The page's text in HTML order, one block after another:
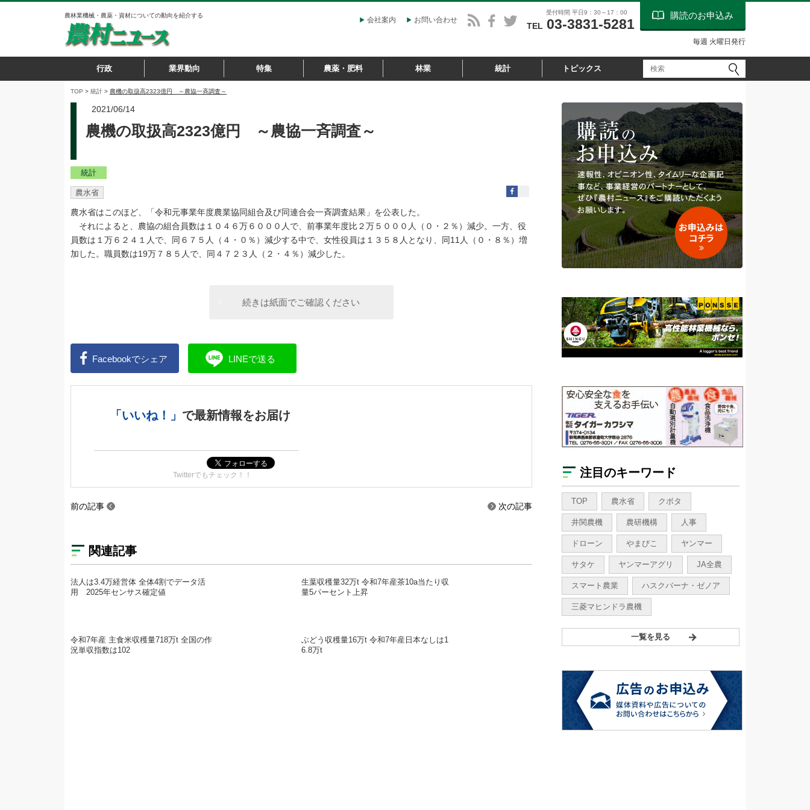
農林業機械・農薬・資材についての動向を紹介する
会社案内 お問い合わせ
受付時間 平日9：30～17：00
TEL 03-3831-5281
購読のお申込み
毎週 火曜日発行
行政 業界動向 特集 農薬・肥料 林業 統計 トピックス
TOP > 統計 > 農機の取扱高2323億円 ～農協一斉調査～
2021/06/14
農機の取扱高2323億円 ～農協一斉調査～
統計
農水省
農水省はこのほど、「令和元事業年度農業協同組合及び同連合会一斉調査結果」を公表した。
それによると、農協の組合員数は１０４６万６０００人で、前事業年度比２万５０００人（０・２％）減少。一方、役
員数は１万６２４１人で、同６７５人（４・０％）減少する中で、女性役員は１３５８人となり、同11人（０・８％）増
加した。職員数は19万７８５人で、同４７２３人（２・４％）減少した。
続きは紙面でご確認ください
Facebookでシェア LINEで送る
「いいね！」 で最新情報をお届け
Twitterでもチェック！！
前の記事 次の記事
関連記事
法人は3.4万経営体 全体4割でデータ活
用 2025年センサス確定値
生葉収穫量32万t 令和7年産茶10a当たり収
量5パーセント上昇
令和7年産 主食米収穫量718万t 全国の作
況単収指数は102
ぶどう収穫量16万t 令和7年産日本なしは1
6.8万t
注目のキーワード
TOP 農水省 クボタ
井関農機 農研機構 人事
ドローン やまびこ ヤンマー
サタケ ヤンマーアグリ JA全農
スマート農業 ハスクバーナ・ゼノア
三菱マヒンドラ農機
一覧を見る